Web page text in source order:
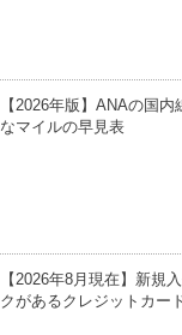
【2026年版】ANAの国
なマイルの早見表
【2026年8月現在】新規
クがあるクレジットカー